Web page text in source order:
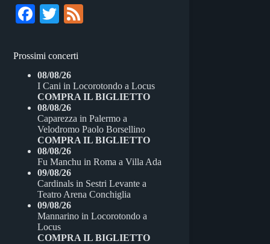
Fa
bo
ok
T
tte
r
Prossimi concerti
08/08/26
I Cani inLocorotondo a Locus
COMPRA IL BIGLIETTO
08/08/26
Caparezza inPalermo a
Velodromo Paolo Borsellino
COMPRA IL BIGLIETTO
08/08/26
Fu Manchu inRoma a Villa Ada
09/08/26
Cardinals in Sestri Levante a
Teatro Arena Conchiglia
09/08/26
Mannarino inLocorotondo a
Locus
COMPRA IL BIGLIETTO